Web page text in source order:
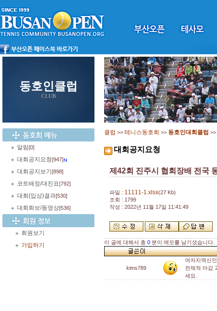
동호인클럽
CLUB
알림[0]
대회공지요청[947]
대회공지보기 [898]
코트배정/대진표[792]
대회(입상)결과[530]
대회화보/동영상[536]
회원보기
가입하기
클럽 >> 테니스동호회 >> 동호인대회클럽 >>
대회공지요청
제42회 진주시 협회장배 전국
파일 : 11111-1.xlsx(27 Kb)
조회 : 1799
작성 : 2022년 11월 17일 11:41:49
이 글에 대해서 총 0 분이 메모를 남기셨습니다.
kims789
여자지역신
전체적 마감
세요.